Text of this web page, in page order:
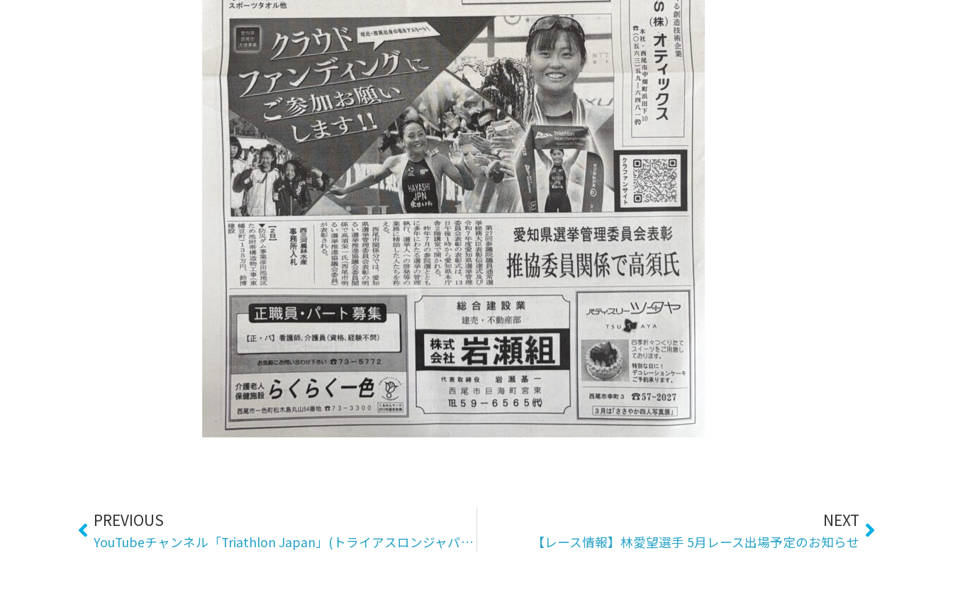
Prev
PREVIOUS
YouTubeチャンネル「Triathlon Japan」(トライアスロンジャパン公式チャンネル)にて、林愛望選手のインタビュー動画が紹介されました。
NEXT
【レース情報】林愛望選手 5月レース出場予定のお知らせ
Next